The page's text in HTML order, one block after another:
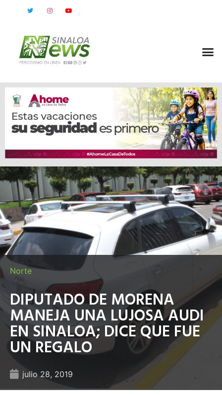
Norte
DIPUTADO DE MORENA
MANEJA UNA LUJOSA AUDI
EN SINALOA; DICE QUE FUE
UN REGALO
julio 28, 2019